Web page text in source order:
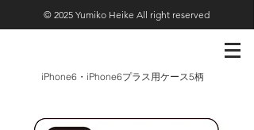
© 2025 Yumiko Heike All right reserved
iPhone6・iPhone6プラス用ケース5柄